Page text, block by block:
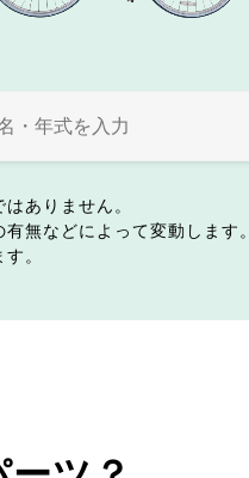
ありません。
無などによって変動します。
。